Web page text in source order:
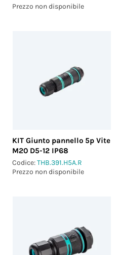
Prezzo non disponibile
KIT Giunto pannello 5p Vite
M20 D5-12 IP68
Codice:THB.391.H5A.R
Prezzo non disponibile